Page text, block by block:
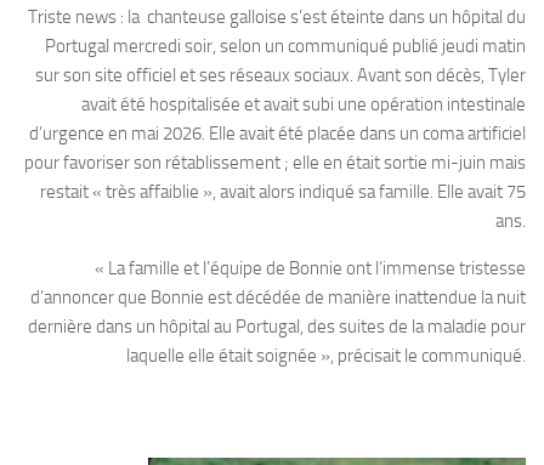
Triste news : la chanteuse galloise s’est éteinte dans un hôpital du
Portugal mercredi soir, selon un communiqué publié jeudi matin
sur son site officiel et ses réseaux sociaux. Avant son décès, Tyler
avait été hospitalisée et avait subi une opération intestinale
d’urgence en mai 2026. Elle avait été placée dans un coma artificiel
pour favoriser son rétablissement ; elle en était sortie mi-juin mais
restait « très affaiblie », avait alors indiqué sa famille. Elle avait 75
ans.
« La famille et l’équipe de Bonnie ont l’immense tristesse
d’annoncer que Bonnie est décédée de manière inattendue la nuit
dernière dans un hôpital au Portugal, des suites de la maladie pour
laquelle elle était soignée », précisait le communiqué.